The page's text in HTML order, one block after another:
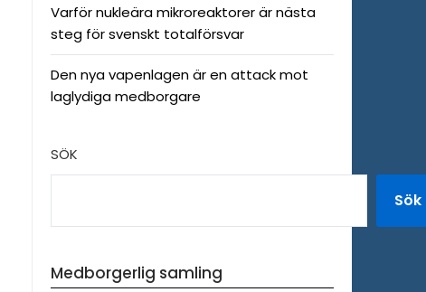
Varför nukleära mikroreaktorer är nästa
steg för svenskt totalförsvar
Den nya vapenlagen är en attack mot
laglydiga medborgare
SÖK
Sök
Medborgerlig samling